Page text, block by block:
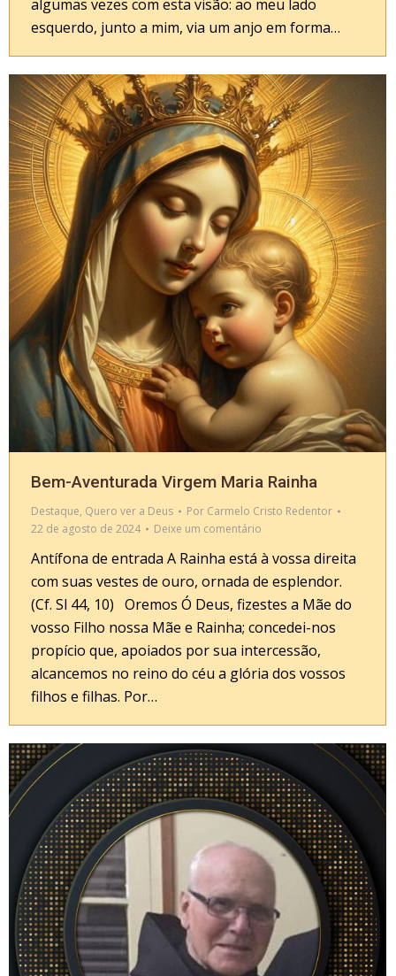
algumas vezes com esta visão: ao meu lado
esquerdo, junto a mim, via um anjo em forma…
Bem-Aventurada Virgem Maria Rainha
Destaque, Quero ver a Deus Por Carmelo Cristo Redentor
22 de agosto de 2024
Deixe um comentário
Antífona de entrada A Rainha está à vossa direita
com suas vestes de ouro, ornada de esplendor.
(Cf. Sl 44, 10) Oremos Ó Deus, fizestes a Mãe do
vosso Filho nossa Mãe e Rainha; concedei-nos
propício que, apoiados por sua intercessão,
alcancemos no reino do céu a glória dos vossos
filhos e filhas. Por…